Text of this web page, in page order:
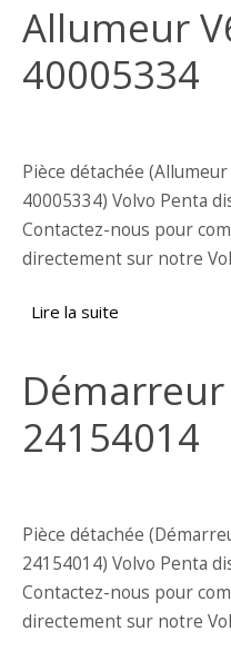
Allumeur
40005334
Pièce détachée
40005334) Volvo Penta
Contactez-nous pour
directement sur notre
Lire la suite
24154014
Pièce détachée
24154014) Volvo Penta
Contactez-nous pour
directement sur notre